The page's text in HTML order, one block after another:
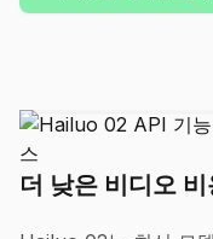
더 낮은 비디오